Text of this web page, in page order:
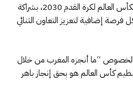
وتابع أن تنظيم المغرب لكأس العالم لكرة القدم 2030، بشراكة
فرصة إضافية لتعزيز التعاون الثنائي
الخصوص “ما أنجزه المغرب من خلال
كأس العالم هو بحق إنجاز باهر